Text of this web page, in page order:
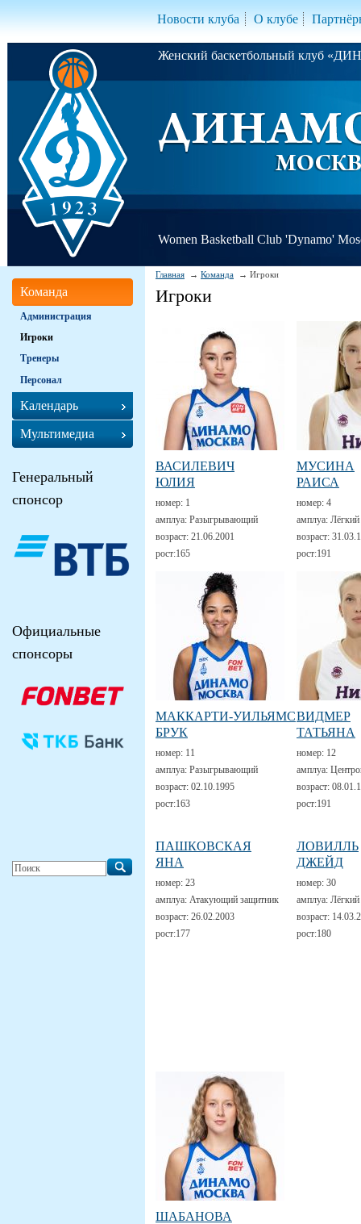
Новости клуба О клубе
Женский баскетбольный клуб
Women Basketball Club 'Dynamo'
Главная Команда Игроки
Игроки
ВАСИЛЕВИЧ
ЮЛИЯ
номер: 1
амплуа: Разыгрывающий
возраст: 21.06.2001
рост:165
МУСИНА
РАИСА
номер: 4
амплуа:
возраст:
рост:191
МАККАРТИ-УИЛЬЯМС
БРУК
номер: 11
амплуа: Разыгрывающий
возраст: 02.10.1995
рост:163
ВИДМЕР
ТАТЬЯНА
номер: 12
амплуа:
возраст:
рост:191
ПАШКОВСКАЯ
ЯНА
номер: 23
амплуа: Атакующий защитник
возраст: 26.02.2003
рост:177
ЛОВИЛЛЬ
ДЖЕЙД
номер: 30
амплуа:
возраст:
рост:180
ШАБАНОВА
Команда
Администрация
Игроки
Тренеры
Персонал
Календарь
Мультимедиа
Генеральный
спонсор
Официальные
спонсоры